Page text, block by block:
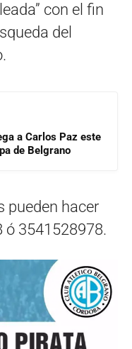
con el fin
del
a Carlos Paz este
de Belgrano
pueden hacer
ó 3541528978.